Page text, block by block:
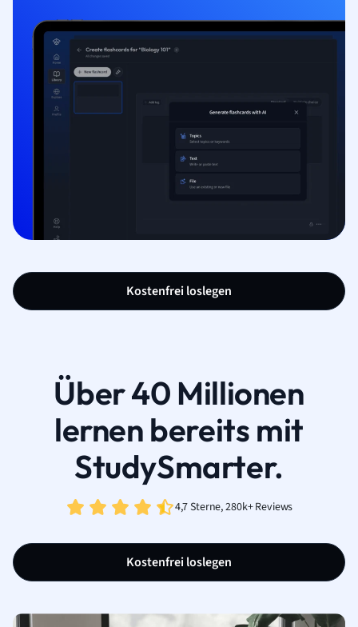
Kostenfrei loslegen
Über 40 Millionen
lernen bereits mit
StudySmarter.
4,7 Sterne, 280k+ Reviews
Kostenfrei loslegen